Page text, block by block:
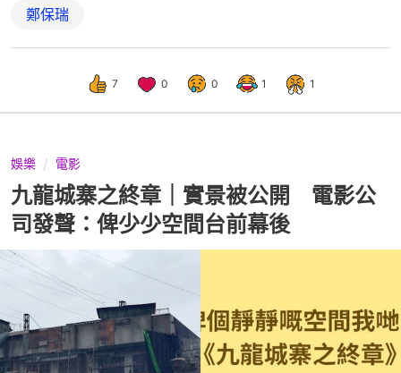
鄭保瑞
7 0 0 1 1
娛樂 電影
九龍城寨之終章｜實景被公開 電影公
司發聲：俾少少空間台前幕後